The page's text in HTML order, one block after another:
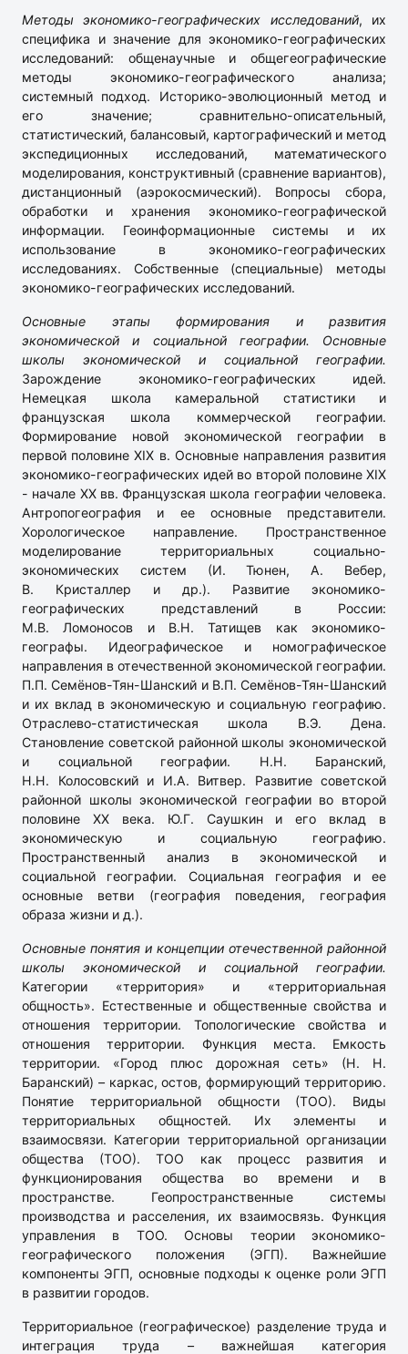
Методы экономико-географических исследований, их
специфика и значение для экономико-географических
исследований: общенаучные и общегеографические
методы экономико-географического анализа;
системный подход. Историко-эволюционный метод и
его значение; сравнительно-описательный,
статистический, балансовый, картографический и метод
экспедиционных исследований, математического
моделирования, конструктивный (сравнение вариантов),
дистанционный (аэрокосмический). Вопросы сбора,
обработки и хранения экономико-географической
информации. Геоинформационные системы и их
использование в экономико-географических
исследованиях. Собственные (специальные) методы
экономико-географических исследований.
Основные этапы формирования и развития
экономической и социальной географии.
Основные
школы экономической и социальной географии.
Зарождение экономико-географических идей.
Немецкая школа камеральной статистики и
французская школа коммерческой географии.
Формирование новой экономической географии в
первой половине XIX в. Основные направления развития
экономико-географических идей во второй половине XIX
- начале XX вв. Французская школа географии человека.
Антропогеография и ее основные представители.
Хорологическое направление. Пространственное
моделирование территориальных социально-
экономических систем (И. Тюнен, А. Вебер,
В. Кристаллер и др.). Развитие экономико-
географических представлений в России:
М.В. Ломоносов и В.Н. Татищев как экономико-
географы. Идеографическое и номографическое
направления в отечественной экономической географии.
П.П. Семёнов-Тян-Шанский и В.П. Семёнов-Тян-Шанский
и их вклад в экономическую и социальную географию.
Отраслево-статистическая школа В.Э. Дена.
Становление советской районной школы экономической
и социальной географии. Н.Н. Баранский,
Н.Н. Колосовский и И.А. Витвер. Развитие советской
районной школы экономической географии во второй
половине ХХ века. Ю.Г. Саушкин и его вклад в
экономическую и социальную географию.
Пространственный анализ в экономической и
социальной географии. Социальная география и ее
основные ветви (география поведения, география
образа жизни и д.).
Основные понятия и концепции отечественной районной
школы экономической и социальной географии.
Категории «территория» и «территориальная
общность». Естественные и общественные свойства и
отношения территории. Топологические свойства и
отношения территории. Функция места. Емкость
территории. «Город плюс дорожная сеть» (Н. Н.
Баранский) – каркас, остов, формирующий территорию.
Понятие территориальной общности (ТОО). Виды
территориальных общностей. Их элементы и
взаимосвязи. Категории территориальной организации
общества (ТОО). ТОО как процесс развития и
функционирования общества во времени и в
пространстве. Геопространственные системы
производства и расселения, их взаимосвязь. Функция
управления в ТОО. Основы теории экономико-
географического положения (ЭГП). Важнейшие
компоненты ЭГП, основные подходы к оценке роли ЭГП
в развитии городов.
Территориальное (географическое) разделение труда и
интеграция труда – важнейшая категория